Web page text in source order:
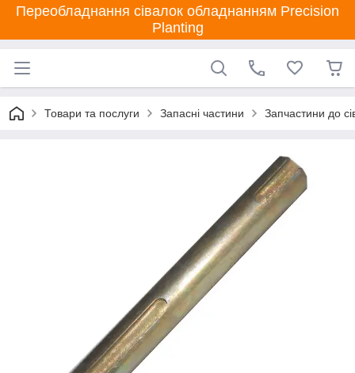
Переобладнання сівалок обладнанням Precision
Planting
Товари та послуги Запасні частини Запчастини до